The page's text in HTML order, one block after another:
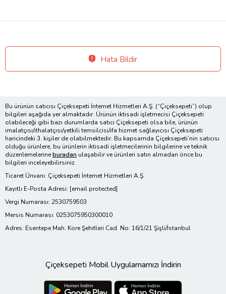
Hata Bildir
Bu ürünün satıcısı Çiçeksepeti İnternet Hizmetleri A.Ş. (“Çiçeksepeti”) olup
bilgileri aşağıda yer almaktadır. Ürünün iktisadi işletmecisi Çiçeksepeti
olabileceği gibi bazı durumlarda satıcı Çiçeksepeti olsa bile, ürünün
imalatçısı/ithalatçısı/yetkili temsilcisi/ifa hizmet sağlayıcısı Çiçeksepeti
haricindeki 3. kişiler de olabilmektedir. Bu kapsamda Çiçeksepeti’nin satıcısı
olduğu ürünlere, bu ürünlerin iktisadi işletmecilerinin bilgilerine ve teknik
düzenlemelerineburadan ulaşabilir ve ürünleri satın almadan önce bu
bilgileri inceleyebilirsiniz.
Ticaret Ünvanı: Çiçeksepeti İnternet Hizmetleri A.Ş.
Kayıtlı E-Posta Adresi: [email protected]
Vergi Numarası: 2530759503
Mersis Numarası: 0253075950300010
Adres: Esentepe Mah. Kore Şehitleri Cad. No: 16/1/21 Şişli/İstanbul
Çiçeksepeti Mobil Uygulamamızı İndirin